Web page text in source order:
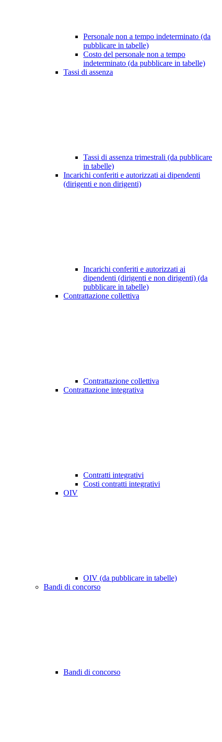
Personale non a tempo indeterminato (da
pubblicare in tabelle)
Costo del personale non a tempo
indeterminato (da pubblicare in tabelle)
Tassi di assenza
Tassi di assenza trimestrali (da pubblicare
in tabelle)
Incarichi conferiti e autorizzati ai dipendenti
(dirigenti e non dirigenti)
Incarichi conferiti e autorizzati ai
dipendenti (dirigenti e non dirigenti) (da
pubblicare in tabelle)
Contrattazione collettiva
Contrattazione collettiva
Contrattazione integrativa
Contratti integrativi
Costi contratti integrativi
OIV
OIV (da pubblicare in tabelle)
Bandi di concorso
Bandi di concorso